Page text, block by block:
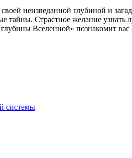
неизведанной глубиной и
тайны. Страстное желание
Вселенной» познакомит
системы